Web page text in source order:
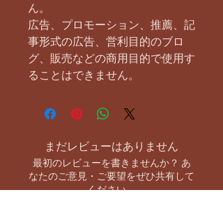
ん。
広告、プロモーション、推薦、記
事形式の広告、営利目的のブロ
グ、販売などの商用目的で使用す
ることはできません。
まだレビューはありません
最初のレビューを書きませんか？ あ
なたのご意見・ご要望をぜひ共有して
ください。